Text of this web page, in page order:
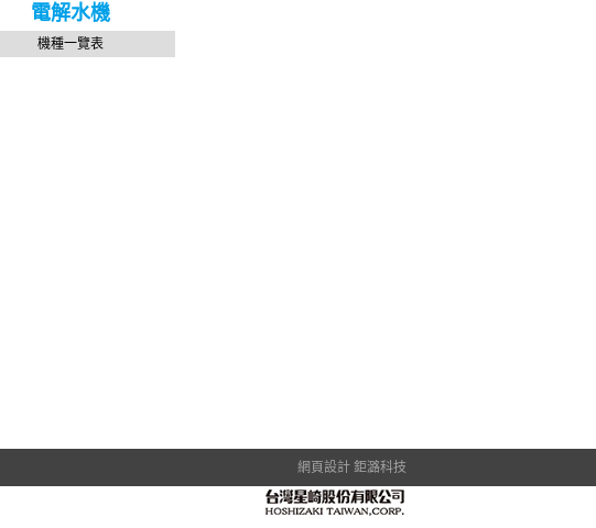
電解水機
機種一覽表
網頁設計 鉅潞科技